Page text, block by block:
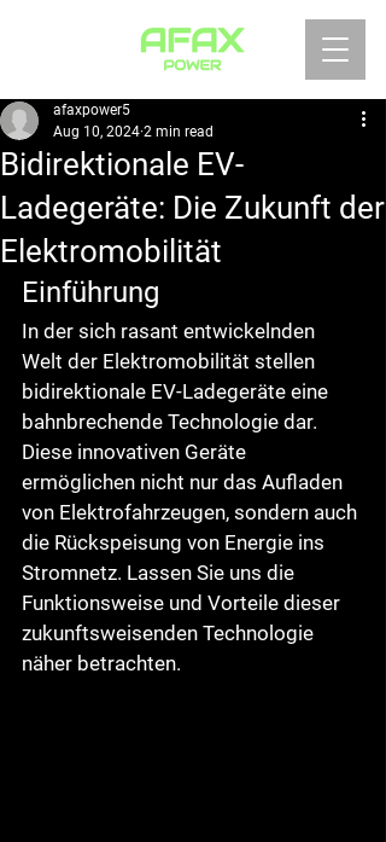
Bidirektionale EV-
Ladegeräte: Die Zukunft der
Elektromobilität
afaxpower5
Aug 10, 2024 2 min read
Einführung
In der sich rasant entwickelnden
Welt der Elektromobilität stellen
bidirektionale EV-Ladegeräte eine
bahnbrechende Technologie dar.
Diese innovativen Geräte
ermöglichen nicht nur das Aufladen
von Elektrofahrzeugen, sondern auch
die Rückspeisung von Energie ins
Stromnetz. Lassen Sie uns die
Funktionsweise und Vorteile dieser
zukunftsweisenden Technologie
näher betrachten.